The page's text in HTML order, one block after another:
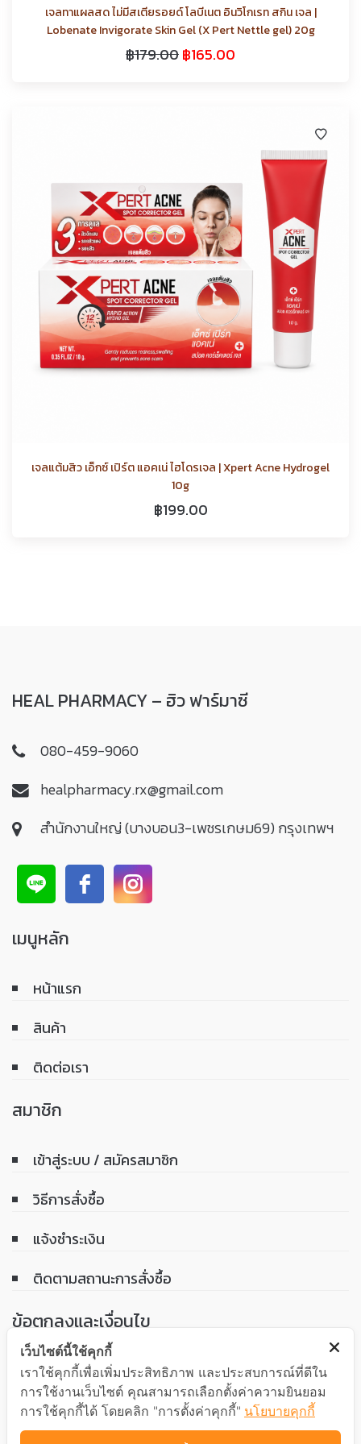
เจลทาแผลสด ไม่มีสเตียรอยด์ โลบีเนต อินวิโกเรท สกิน เจล |
Lobenate Invigorate Skin Gel (X Pert Nettle gel) 20g
฿179.00฿165.00
เจลแต้มสิว เอ็กซ์ เปิร์ต แอคเน่ ไฮโดรเจล | Xpert Acne Hydrogel
10g
฿199.00
HEAL PHARMACY – ฮิว ฟาร์มาซี
080-459-9060
healpharmacy.rx@gmail.com
สำนักงานใหญ่ (บางบอน3-เพชรเกษม69) กรุงเทพฯ
เมนูหลัก
หน้าแรก
สินค้า
ติดต่อเรา
สมาชิก
เข้าสู่ระบบ / สมัครสมาชิก
วิธีการสั่งซื้อ
แจ้งชำระเงิน
ติดตามสถานะการสั่งซื้อ
ข้อตกลงและเงื่อนไข
เงื่อนไขการรับประกันสินค้า
นโยบายความเป็นส่วนตัว
เว็บไซต์นี้ใช้คุกกี้
เราใช้คุกกี้เพื่อเพิ่มประสิทธิภาพ และประสบการณ์ที่ดีใน
การใช้งานเว็บไซต์ คุณสามารถเลือกตั้งค่าความยินยอม
การใช้คุกกี้ได้ โดยคลิก "การตั้งค่าคุกกี้" นโยบายคุกกี้